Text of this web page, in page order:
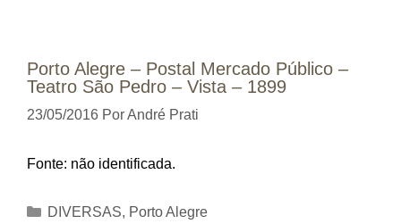
Porto Alegre – Postal Mercado Público –
Teatro São Pedro – Vista – 1899
23/05/2016 PorAndré Prati
Fonte: não identificada.
Categorias
DIVERSAS, Porto Alegre